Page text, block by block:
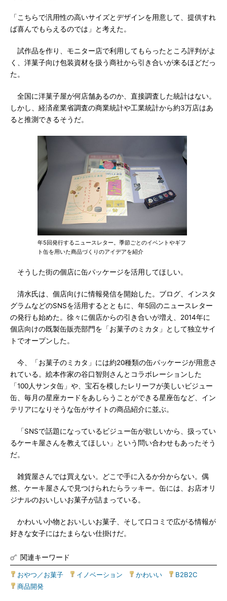
「こちらで汎用性の高いサイズとデザインを用意して、提供すれ
ば喜んでもらえるのでは」と考えた。
試作品を作り、モニター店で利用してもらったところ評判がよ
く、洋菓子向け包装資材を扱う商社から引き合いが来るほどだっ
た。
全国に洋菓子屋が何店舗あるのか、直接調査した統計はない。
しかし、経済産業省調査の商業統計や工業統計から約3万店はあ
ると推測できるそうだ。
年5回発行するニュースレター。季節ごとのイベントやギフ
ト缶を用いた商品づくりのアイデアを紹介
そうした街の個店に缶パッケージを活用してほしい。
清水氏は、個店向けに情報発信を開始した。ブログ、インスタ
グラムなどのSNSを活用するとともに、年5回のニュースレター
の発行も始めた。徐々に個店からの引き合いが増え、2014年に
個店向けの既製缶販売部門を「お菓子のミカタ」として独立サイ
トでオープンした。
今、「お菓子のミカタ」には約20種類の缶パッケージが用意さ
れている。絵本作家の谷口智則さんとコラボレーションした
「100人サンタ缶」や、宝石を模したレリーフが美しいビジュー
缶、毎月の星座カードをあしらうことができる星座缶など、イン
テリアになりそうな缶がサイトの商品紹介に並ぶ。
「SNSで話題になっているビジュー缶が欲しいから、扱ってい
るケーキ屋さんを教えてほしい」という問い合わせもあったそう
だ。
雑貨屋さんでは買えない。どこで手に入るか分からない。偶
然、ケーキ屋さんで見つけられたらラッキー。缶には、お店オリ
ジナルのおいしいお菓子が詰まっている。
かわいい小物とおいしいお菓子、そして口コミで広がる情報が
好きな女子にはたまらない仕掛けだ。
関連キーワード
おやつ／お菓子 イノベーション かわいい B2B2C
商品開発